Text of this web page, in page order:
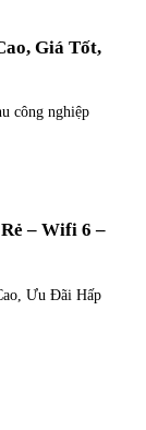
Giá Tốt,
công nghiệp
– Wifi 6 –
Ưu Đãi Hấp